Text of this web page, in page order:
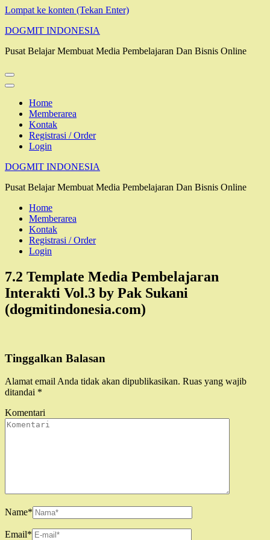
Lompat ke konten (Tekan Enter)
DOGMIT INDONESIA
Pusat Belajar Membuat Media Pembelajaran Dan Bisnis Online
Home
Memberarea
Kontak
Registrasi / Order
Login
DOGMIT INDONESIA
Pusat Belajar Membuat Media Pembelajaran Dan Bisnis Online
Home
Memberarea
Kontak
Registrasi / Order
Login
7.2 Template Media Pembelajaran
Interakti Vol.3 by Pak Sukani
(dogmitindonesia.com)
Tinggalkan Balasan
Alamat email Anda tidak akan dipublikasikan. Ruas yang wajib
ditandai *
Komentari
Name*
Email*